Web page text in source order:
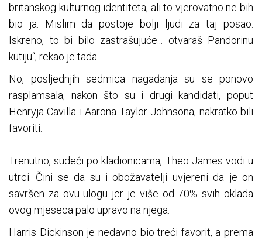
britanskog kulturnog identiteta, ali to vjerovatno ne bih
bio ja. Mislim da postoje bolji ljudi za taj posao.
Iskreno, to bi bilo zastrašujuće... otvaraš Pandorinu
kutiju“, rekao je tada.
No, posljednjih sedmica nagađanja su se ponovo
rasplamsala, nakon što su i drugi kandidati, poput
Henryja Cavilla i Aarona Taylor-Johnsona, nakratko bili
favoriti.
Trenutno, sudeći po kladionicama, Theo James vodi u
utrci. Čini se da su i obožavatelji uvjereni da je on
savršen za ovu ulogu jer je više od 70% svih oklada
ovog mjeseca palo upravo na njega.
Harris Dickinson je nedavno bio treći favorit, a prema